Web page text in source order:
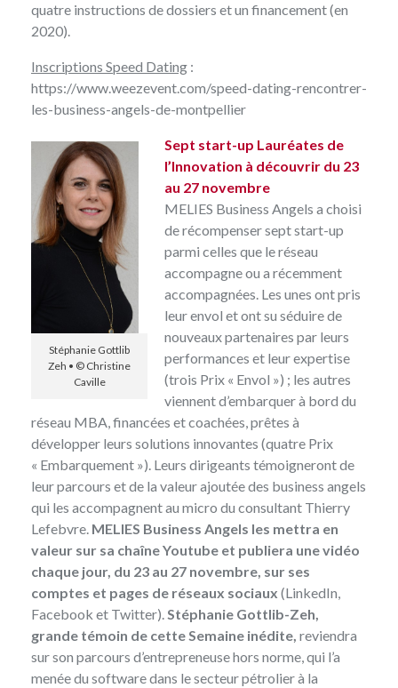
quatre instructions de dossiers et un financement (en
2020).
Inscriptions Speed Dating :
https://www.weezevent.com/speed-dating-rencontrer-
les-business-angels-de-montpellier
Stéphanie Gottlib
Zeh • © Christine
Caville
Sept start-up Lauréates de
l’Innovation à découvrir du 23
au 27 novembre
MELIES Business Angels a choisi
de récompenser sept start-up
parmi celles que le réseau
accompagne ou a récemment
accompagnées. Les unes ont pris
leur envol et ont su séduire de
nouveaux partenaires par leurs
performances et leur expertise
(trois Prix « Envol ») ; les autres
viennent d’embarquer à bord du
réseau MBA, financées et coachées, prêtes à
développer leurs solutions innovantes (quatre Prix
« Embarquement »). Leurs dirigeants témoigneront de
leur parcours et de la valeur ajoutée des business angels
qui les accompagnent au micro du consultant Thierry
Lefebvre. MELIES Business Angels les mettra en
valeur sur sa chaîneYoutube et publiera une vidéo
chaque jour, du 23 au 27 novembre, sur ses
comptes et pages de réseaux sociaux (LinkedIn,
Facebook et Twitter).Stéphanie Gottlib-Zeh,
grande témoin de cette Semaine inédite, reviendra
sur son parcours d’entrepreneuse hors norme, qui l’a
menée du software dans le secteur pétrolier à la